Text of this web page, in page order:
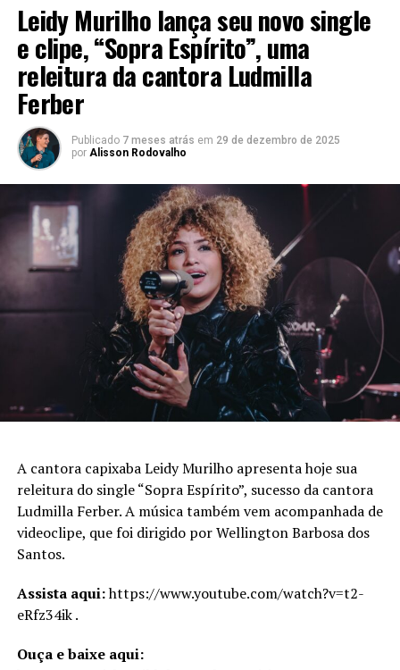
Leidy Murilho lança seu novo single
e clipe, “Sopra Espírito”, uma
releitura da cantora Ludmilla
Ferber
Publicado 7 meses atrás em 29 de dezembro de 2025
por Alisson Rodovalho
A cantora capixaba Leidy Murilho apresenta hoje sua
releitura do single “Sopra Espírito”, sucesso da cantora
Ludmilla Ferber. A música também vem acompanhada de
videoclipe, que foi dirigido por Wellington Barbosa dos
Santos.
Assista aqui:https://www.youtube.com/watch?v=t2-
eRfz34ik .
Ouça e baixe aqui: